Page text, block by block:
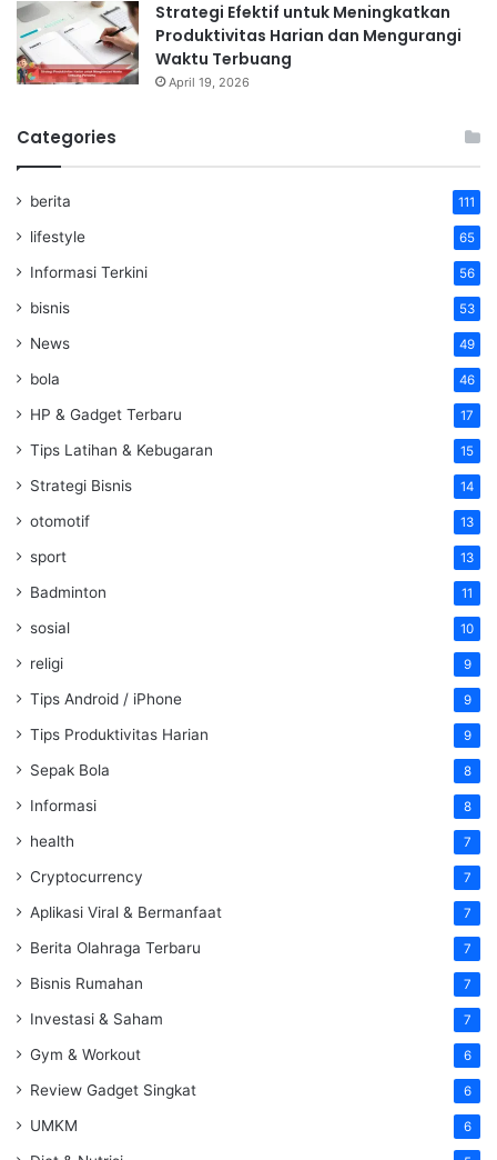
Strategi Efektif untuk Meningkatkan
Produktivitas Harian dan Mengurangi
Waktu Terbuang
April 19, 2026
Categories
berita 111
lifestyle 65
Informasi Terkini 56
bisnis 53
News 49
bola 46
HP & Gadget Terbaru 17
Tips Latihan & Kebugaran 15
Strategi Bisnis 14
otomotif 13
sport 13
Badminton 11
sosial 10
religi 9
Tips Android / iPhone 9
Tips Produktivitas Harian 9
Sepak Bola 8
Informasi 8
health 7
Cryptocurrency 7
Aplikasi Viral & Bermanfaat 7
Berita Olahraga Terbaru 7
Bisnis Rumahan 7
Investasi & Saham 7
Gym & Workout 6
Review Gadget Singkat 6
UMKM 6